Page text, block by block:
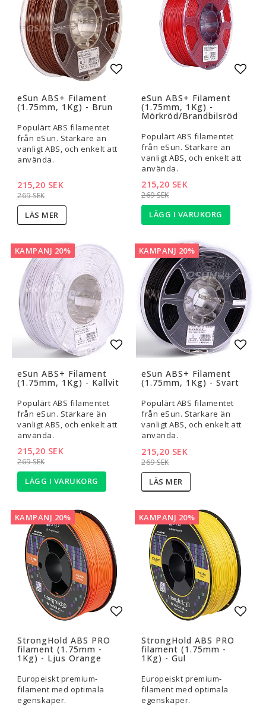
eSun ABS+ Filament
(1.75mm, 1Kg) - Brun
Populärt ABS filamentet
från eSun. Starkare än
vanligt ABS, och enkelt att
använda.
269 SEK
215,20 SEK
LÄS MER
eSun ABS+ Filament
(1.75mm, 1Kg) -
Mörkröd/Brandbilsröd
Populärt ABS filamentet
från eSun. Starkare än
vanligt ABS, och enkelt att
använda.
269 SEK
215,20 SEK
LÄGG I VARUKORG
KAMPANJ 20%
Lägg till i favoritlistan
eSun ABS+ Filament
(1.75mm, 1Kg) - Kallvit
Populärt ABS filamentet
från eSun. Starkare än
vanligt ABS, och enkelt att
använda.
269 SEK
215,20 SEK
LÄGG I VARUKORG
KAMPANJ 20%
eSun ABS+ Filament
(1.75mm, 1Kg) - Svart
Populärt ABS filamentet
från eSun. Starkare än
vanligt ABS, och enkelt att
använda.
269 SEK
215,20 SEK
LÄS MER
KAMPANJ 20%
StrongHold ABS PRO
filament (1.75mm -
1Kg) - Ljus Orange
Europeiskt premium-
filament med optimala
egenskaper.
KAMPANJ 20%
StrongHold ABS PRO
filament (1.75mm -
1Kg) - Gul
Europeiskt premium-
filament med optimala
egenskaper.